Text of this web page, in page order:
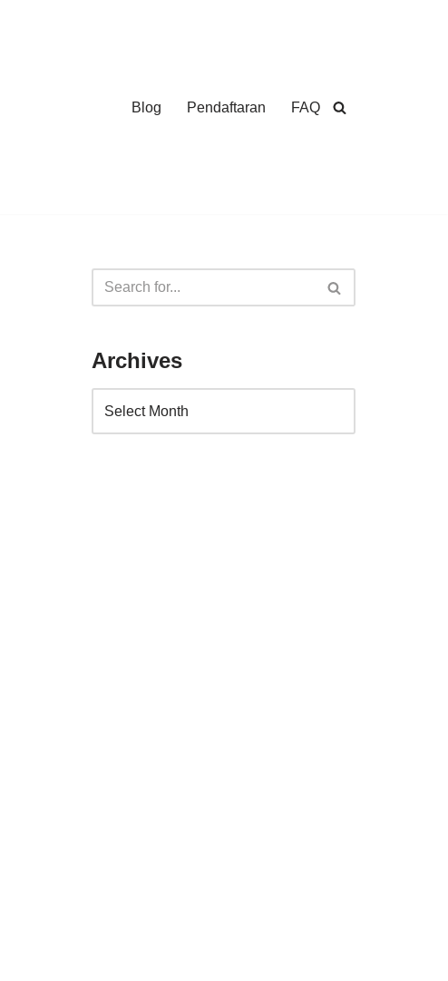
Blog Pendaftaran FAQ
Archives